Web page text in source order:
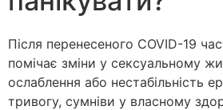
Після перенесеного COVID-19
помічає зміни у сексуальному
ослаблення або нестабільність
тривогу, сумніви у власному